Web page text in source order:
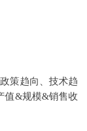
策趋向、技术趋
值&规模&销售收